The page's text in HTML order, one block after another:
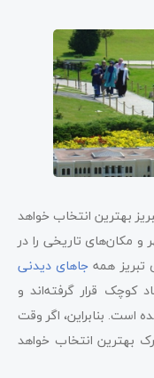
بهترین انتخاب خواهد
و مکان‌های تاریخی را در
تبریز همه جاهای دیدنی
کوچک قرار گرفته‌اند و
است. بنابراین، اگر وقت
بهترین انتخاب خواهد